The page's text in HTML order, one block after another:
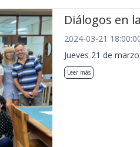
Diálogos en
2024-03-21
Jueves 21 de
Leer más